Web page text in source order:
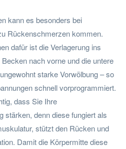
kann es besonders bei
Rückenschmerzen kommen.
dafür ist die Verlagerung ins
nach vorne und die untere
starke Vorwölbung – so
schnell vorprogrammiert.
dass Sie Ihre
stärken, denn diese fungiert als
stützt den Rücken und
Damit die Körpermitte diese